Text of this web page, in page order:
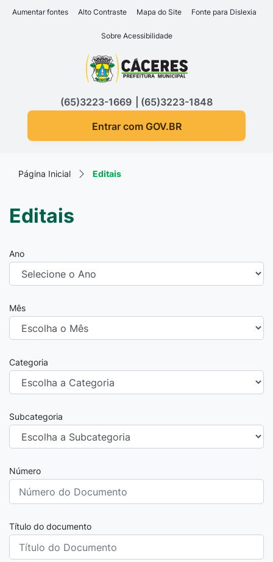
Seção de atalhos e links
Ir para o conteúdo [alt+1]
Ir para o rodapé [alt+4]
Aumentar fontes Alto Contraste Mapa do Site Fonte para Dislexia
Sobre Acessibilidade
Seção do menu principal
(65)3223-1669
(65)3223-1848
Entrar com GOV.BR
Página Inicial Editais
Editais
Ano
Mês
Categoria
Subcategoria
Número
Título do documento